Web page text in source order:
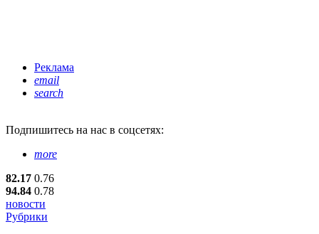
Реклама
email
search
Подпишитесь на нас в соцсетях:
more
82.17 0.76
94.84 0.78
новости
Рубрики